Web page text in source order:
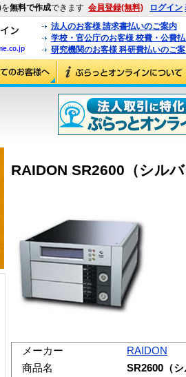
無料で作成できます 会員登録(無料) ログイン
法人のお客様 請求書払いのご案内
学校・官公庁のお客様 校費・公費
研究機関のお客様 科研費払いのご
RAIDON SR2600（シル
メーカー
RAIDON
商品名
SR2600（